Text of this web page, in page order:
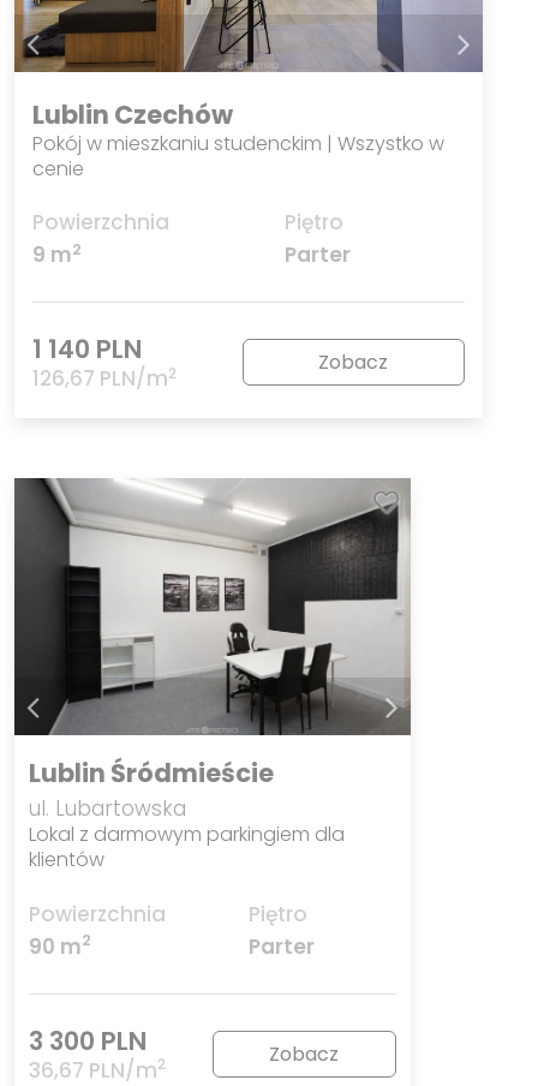
Lublin Czechów
Pokój w mieszkaniu studenckim | Wszystko w
cenie
Powierzchnia
9 m2
Piętro
Parter
1 140 PLN
126,67 PLN/m2 Zobacz
Lublin Śródmieście
ul. Lubartowska
Lokal z darmowym parkingiem dla
klientów
Powierzchnia
90 m2
Piętro
Parter
3 300 PLN
36,67 PLN/m2 Zobacz